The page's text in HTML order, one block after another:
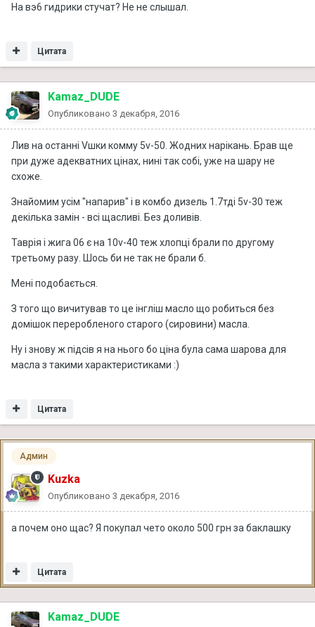
На вэ6 гидрики стучат? Не не слышал.
Цитата
Kamaz_DUDE
Опубликовано 3 декабря, 2016
Лив на останні Vшки комму 5v-50. Жодних нарікань. Брав ще
при дуже адекватних цінах, нині так собі, уже на шару не
схоже.
Знайомим усім "напарив" і в комбо дизель 1.7тді 5v-30 теж
декілька замін - всі щасливі. Без доливів.
Таврія і жига 06 є на 10v-40 теж хлопці брали по другому
третьому разу. Шось би не так не брали б.
Мені подобається.
З того що вичитував то це інгліш масло що робиться без
домішок переробленого старого (сировини) масла.
Ну і знову ж підсів я на нього бо ціна була сама шарова для
масла з такими характеристиками :)
Цитата
Админ
Kuzka
Опубликовано 3 декабря, 2016
а почем оно щас? Я покупал чето около 500 грн за баклашку
Цитата
Kamaz_DUDE